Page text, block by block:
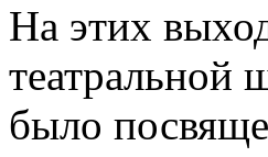
На этих
было